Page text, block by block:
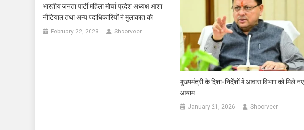
भारतीय जनता पार्टी महिला मोर्चा प्रदेश अध्यक्ष आशा
नौटियाल तथा अन्य पदाधिकारियों ने मुलाकात की
February 22, 2023 Shoorveer
मुख्यमंत्री के दिशा-निर्देशों में आवास विभाग को मिले नए
आयाम
January 21, 2026 Shoorveer